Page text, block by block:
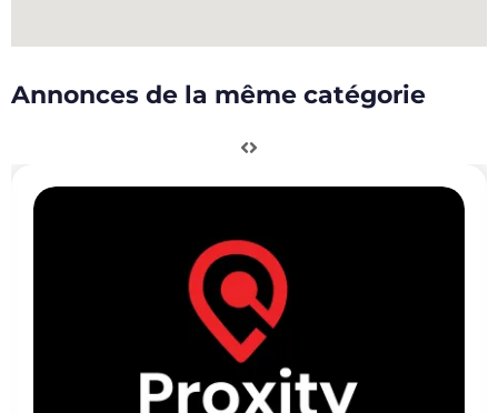
Annonces de la même catégorie